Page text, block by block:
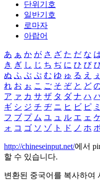
단위기호
일반기호
로마자
아랍어
あ ぁ か が さ ざ た だ な
き ぎ し じ ち ぢ に ひ び
ぬ ふ ぶ ぷ む ゆ ゅ る え ぇ
れ お ぉ こ ご そ ぞ と ど
ア ァ カ サ ザ タ ダ ナ ハ
ギ シ ジ チ ヂ ニ ヒ ビ ピ ミ
フ ブ プ ム ユ ュ ル エ ェ
ォ コ ゴ ソ ゾ ト ド ノ ホ
http://chineseinput.net/에서
할 수 있습니다.
변환된 중국어를 복사하여